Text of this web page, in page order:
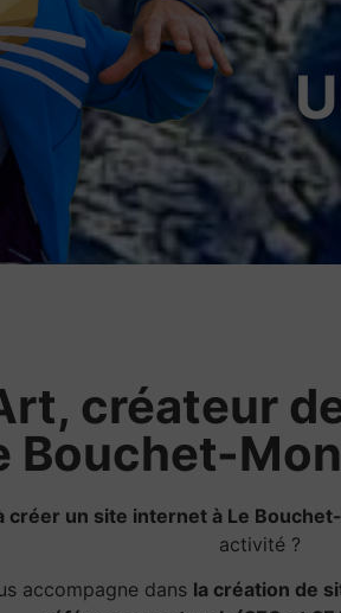
créateur
Bouchet-
créer un site internet à Le
activité ?
accompagne dans la création de